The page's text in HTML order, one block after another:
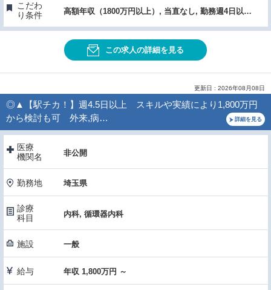
こだわ
り条件
高額年収（1800万円以上）, 当直なし, 勤務週4日以下, 医療機器・設備充実
この求人の詳細を見る
更新日 : 2026年08月08日
◎▲【駅チカ！】週4.5日以上 スキルや実績により1,800万円
から検討も可 外来,病…
詳細を見る
医療
機関名
非公開
勤務地 埼玉県
診療
科目
内科, 循環器内科
施設 一般
給与 年収 1,800万円 ～